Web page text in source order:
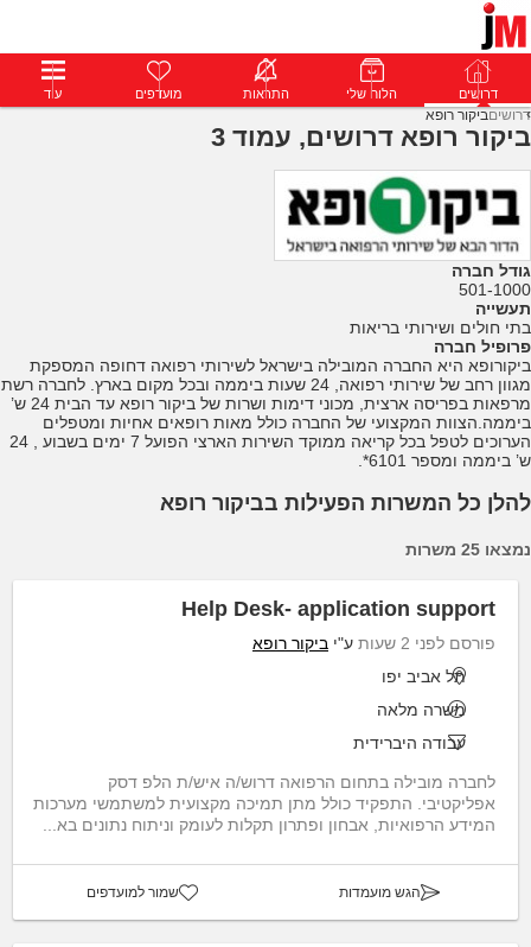
דרושים פרופילים הודעות פרימיום דרושים הלוח שלי התראות מועדפים עוד
דרושיםביקור רופא
ביקור רופא דרושים, עמוד 3
גודל חברה
501-1000
תעשייה
בתי חולים ושירותי בריאות
פרופיל חברה
ביקורופא היא החברה המובילה בישראל לשירותי רפואה דחופה המספקת
מגוון רחב של שירותי רפואה, 24 שעות ביממה ובכל מקום בארץ. לחברה רשת
מרפאות בפריסה ארצית, מכוני דימות ושרות של ביקור רופא עד הבית 24 ש’
ביממה.הצוות המקצועי של החברה כולל מאות רופאים אחיות ומטפלים
הערוכים לטפל בכל קריאה ממוקד השירות הארצי הפועל 7 ימים בשבוע , 24
ש’ ביממה ומספר 6101*.
להלן כל המשרות הפעילות בביקור רופא
נמצאו 25 משרות
Help Desk- application support
פורסם לפני 2 שעות ע"י ביקור רופא
תל אביב יפו
משרה מלאה
עבודה היברידית
לחברה מובילה בתחום הרפואה דרוש/ה איש/ת הלפ דסק
אפליקטיבי. התפקיד כולל מתן תמיכה מקצועית למשתמשי מערכות
המידע הרפואיות, אבחון ופתרון תקלות לעומק וניתוח נתונים בא...
הגש מועמדות שמור למועדפים